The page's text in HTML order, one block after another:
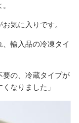
気に入りです。
輸入品の冷凍タイ
要の、冷蔵タイプが
なりました」